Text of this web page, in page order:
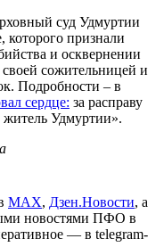
суд Удмуртии
признали
и осквернении
сожительницей и
Подробности – в
сердце: за расправу
Удмуртии».
МАХ, Дзен.Новости, а
новостями ПФО в
— в telegram-